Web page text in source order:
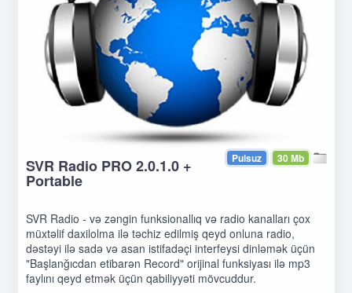
30 Mb
Pulsuz
SVR Radio PRO 2.0.1.0 +
Portable
SVR Radio - və zəngin funksionallıq və radio kanalları çox
müxtəlif daxilolma ilə təchiz edilmiş qeyd onluna radio,
dəstəyi ilə sadə və asan istifadəçi interfeysi dinləmək üçün
"Başlanğıcdan etibarən Record" orijinal funksiyası ilə mp3
faylını qeyd etmək üçün qabiliyyəti mövcuddur.